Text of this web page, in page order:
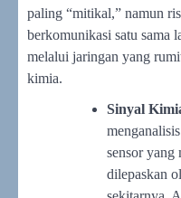
paling “mitikal,” namun
berkomunikasi satu sama
melalui jaringan yang
kimia.
Sinyal
sensor yang
dilepaskan